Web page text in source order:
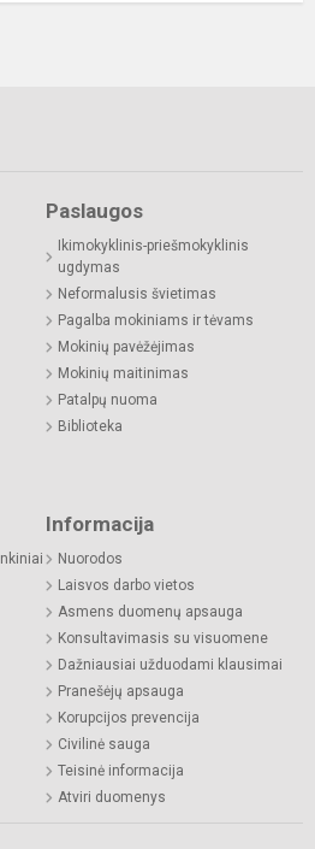
Paslaugos
Ikimokyklinis-priešmokyklinis
ugdymas
Neformalusis švietimas
Pagalba mokiniams ir tėvams
Mokinių pavėžėjimas
Mokinių maitinimas
Patalpų nuoma
Biblioteka
Informacija
Nuorodos
Laisvos darbo vietos
Asmens duomenų apsauga
Konsultavimasis su visuomene
Dažniausiai užduodami klausimai
Pranešėjų apsauga
Korupcijos prevencija
Civilinė sauga
Teisinė informacija
Atviri duomenys